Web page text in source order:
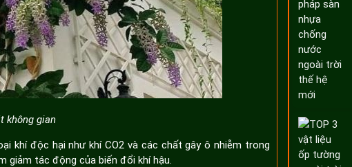
không gian
khí độc hại như khí CO2 và các chất gây ô nhiễm trong
giảm tác động của biến đổi khí hậu.